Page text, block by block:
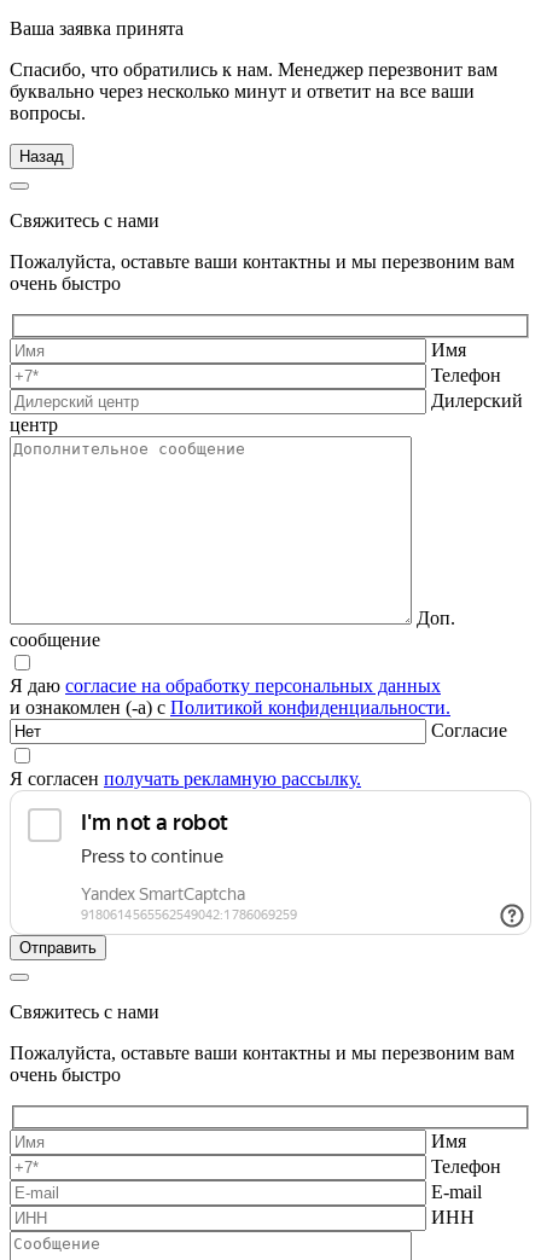
Ваша заявка принята
Спасибо, что обратились к нам. Менеджер перезвонит вам
буквально через несколько минут и ответит на все ваши
вопросы.
Назад
Свяжитесь с нами
Пожалуйста, оставьте ваши контактны и мы перезвоним вам
очень быстро
Имя
Телефон
Дилерский
центр
Доп.
сообщение
Я даю согласие на обработку персональных данных
и ознакомлен (-а) с Политикой конфиденциальности.
Согласие
Я согласен получать рекламную рассылку.
Свяжитесь с нами
Пожалуйста, оставьте ваши контактны и мы перезвоним вам
очень быстро
Имя
Телефон
E-mail
ИНН